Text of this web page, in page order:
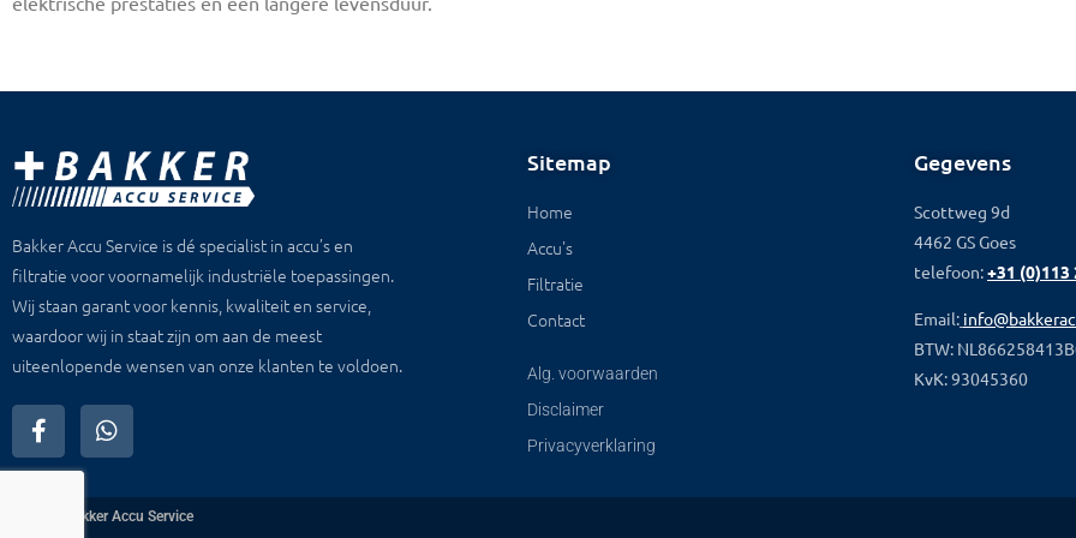
Bakker Accu Service is dé specialist in accu’s en
filtratie voor voornamelijk industriële toepassingen.
Wij staan garant voor kennis, kwaliteit en service,
waardoor wij in staat zijn om aan de meest
uiteenlopende wensen van onze klanten te voldoen.
Sitemap
Home
Accu's
Filtratie
Contact
Alg. voorwaarden
Disclaimer
Privacyverklaring
Gegevens
Scottweg 9d
4462 GS Goes
telefoon:+31 (0)113
Email:
BTW:
KvK: 93045360
Bakker Accu Service